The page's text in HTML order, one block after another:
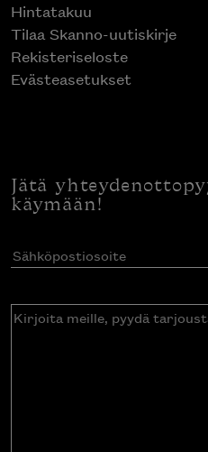
Hintatakuu
Tilaa Skanno-uutiskirje
Rekisteriseloste
Evästeasetukset
Jätä
käymään!
Sähköpostiosoite(Pakollinen)
Kirjoita